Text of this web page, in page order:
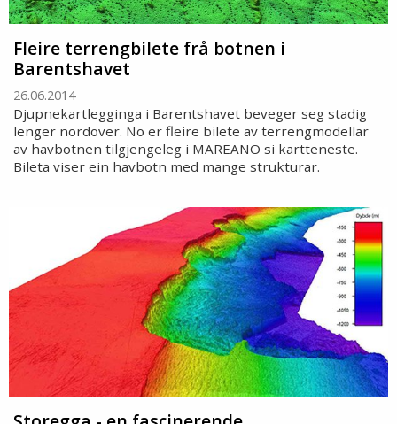
Fleire terrengbilete frå botnen i
Barentshavet
26.06.2014
Djupnekartlegginga i Barentshavet beveger seg stadig
lenger nordover. No er fleire bilete av terrengmodellar
av havbotnen tilgjengeleg i MAREANO si kartteneste.
Bileta viser ein havbotn med mange strukturar.